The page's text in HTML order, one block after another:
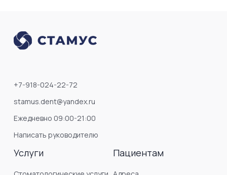
+7-918-024-22-72
stamus.dent@yandex.ru
Ежедневно 09:00-21:00
Написать руководителю
Услуги Пациентам